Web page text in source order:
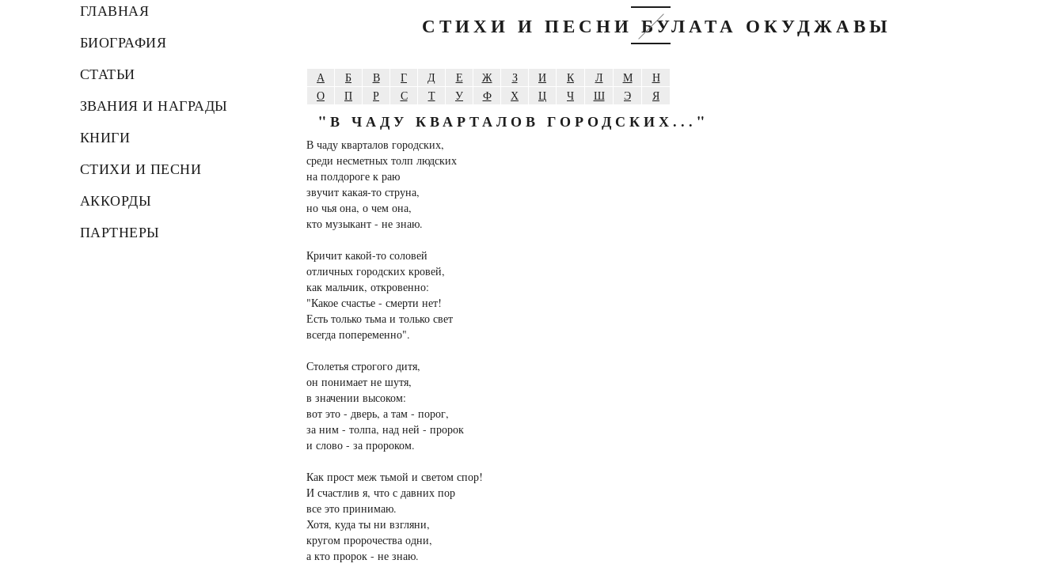
ГЛАВНАЯ
БИОГРАФИЯ
СТАТЬИ
ЗВАНИЯ И НАГРАДЫ
КНИГИ
СТИХИ И ПЕСНИ
АККОРДЫ
ПАРТНЕРЫ
СТИХИ И ПЕСНИ БУЛАТА ОКУДЖАВЫ
А Б В Г Д Е Ж З И К Л М
Н
О
П Р С Т У Ф Х Ц Ч Ш Э Я
"В ЧАДУ КВАРТАЛОВ ГОРОДСКИХ..."
В чаду кварталов городских,
среди несметных толп людских
на полдороге к раю
звучит какая-то струна,
но чья она, о чем она,
кто музыкант - не знаю.
Кричит какой-то соловей
отличных городских кровей,
как мальчик, откровенно:
"Какое счастье - смерти нет!
Есть только тьма и только свет
всегда попеременно".
Столетья строгого дитя,
он понимает не шутя,
в значении высоком:
вот это - дверь, а там - порог,
за ним - толпа, над ней - пророк
и слово - за пророком.
Как прост меж тьмой и светом спор!
И счастлив я, что с давних пор
все это принимаю.
Хотя, куда ты ни взгляни,
кругом пророчества одни,
а кто пророк - не знаю.